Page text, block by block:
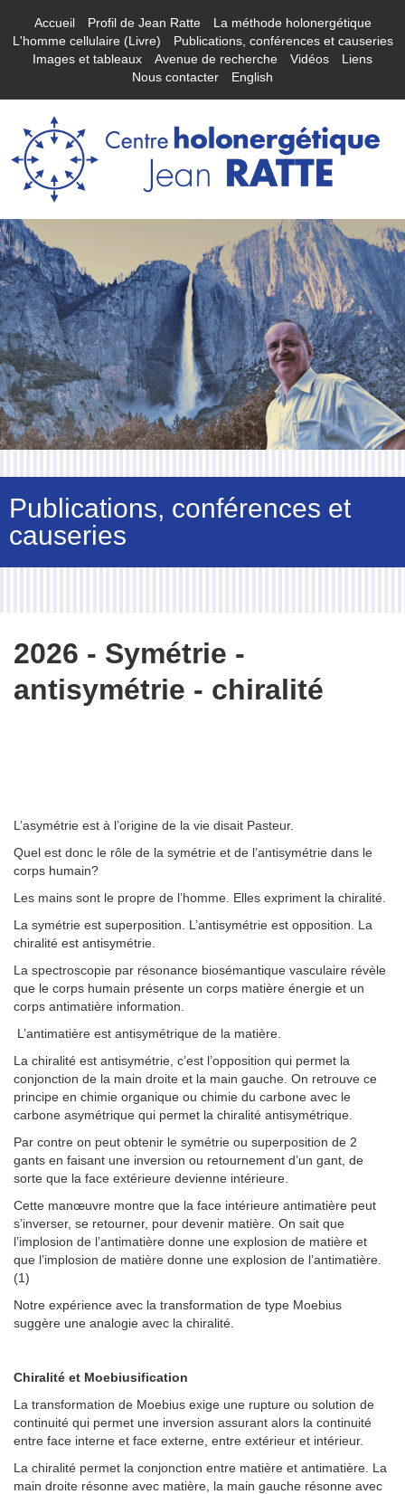
Accueil Profil de Jean Ratte
La méthode holonergétique
L'homme cellulaire (Livre)
Publications, conférences et causeries
Images et tableaux
Avenue de recherche Vidéos
Liens
Nous contacter
English
Publications, conférences et
causeries
2026 - Symétrie -
antisymétrie - chiralité
L’asymétrie est à l’origine de la vie disait Pasteur.
Quel est donc le rôle de la symétrie et de l’antisymétrie dans le
corps humain?
Les mains sont le propre de l’homme. Elles expriment la chiralité.
La symétrie est superposition. L’antisymétrie est opposition. La
chiralité est antisymétrie.
La spectroscopie par résonance biosémantique vasculaire révèle
que le corps humain présente un corps matière énergie et un
corps antimatière information.
L’antimatière est antisymétrique de la matière.
La chiralité est antisymétrie, c’est l’opposition qui permet la
conjonction de la main droite et la main gauche. On retrouve ce
principe en chimie organique ou chimie du carbone avec le
carbone asymétrique qui permet la chiralité antisymétrique.
Par contre on peut obtenir le symétrie ou superposition de 2
gants en faisant une inversion ou retournement d’un gant, de
sorte que la face extérieure devienne intérieure.
Cette manœuvre montre que la face intérieure antimatière peut
s’inverser, se retourner, pour devenir matière. On sait que
l’implosion de l’antimatière donne une explosion de matière et
que l’implosion de matière donne une explosion de l’antimatière.
(1)
Notre expérience avec la transformation de type Moebius
suggère une analogie avec la chiralité.
Chiralité et Moebiusification
La transformation de Moebius exige une rupture ou solution de
continuité qui permet une inversion assurant alors la continuité
entre face interne et face externe, entre extérieur et intérieur.
La chiralité permet la conjonction entre matière et antimatière. La
main droite résonne avec matière, la main gauche résonne avec